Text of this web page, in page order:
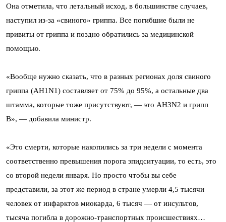
Она отметила, что летальный исход, в большинстве случаев,
наступил из-за «свиного» гриппа. Все погибшие были не
привиты от гриппа и поздно обратились за медицинской
помощью.
«Вообще нужно сказать, что в разных регионах доля свиного
гриппа (AH1N1) составляет от 75% до 95%, а остальные два
штамма, которые тоже присутствуют, — это AH3N2 и грипп
B», — добавила министр.
«Это смерти, которые накопились за три недели с момента
соответственно превышения порога эпидситуации, то есть, это
со второй недели января. Но просто чтобы вы себе
представили, за этот же период в стране умерли 4,5 тысячи
человек от инфарктов миокарда, 6 тысяч — от инсультов,
тысяча погибла в дорожно-транспортных происшествиях…